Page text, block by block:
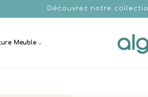
Découvrez notre
Meuble